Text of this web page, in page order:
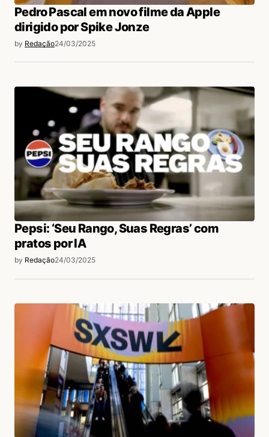
Pedro Pascal em novo filme da Apple
dirigido por Spike Jonze
by Redação24/03/2025
Pepsi: ‘Seu Rango, Suas Regras’ com
pratos por IA
by Redação24/03/2025